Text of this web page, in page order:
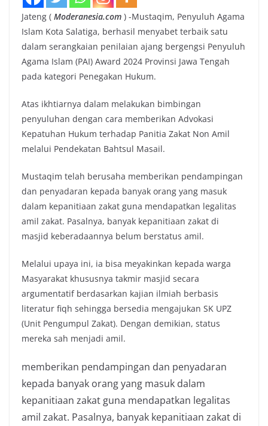
Jateng ( Moderanesia.com ) -Mustaqim, Penyuluh Agama
Islam Kota Salatiga, berhasil menyabet terbaik satu
dalam serangkaian penilaian ajang bergengsi Penyuluh
Agama Islam (PAI) Award 2024 Provinsi Jawa Tengah
pada kategori Penegakan Hukum.
Atas ikhtiarnya dalam melakukan bimbingan
penyuluhan dengan cara memberikan Advokasi
Kepatuhan Hukum terhadap Panitia Zakat Non Amil
melalui Pendekatan Bahtsul Masail.
Mustaqim telah berusaha memberikan pendampingan
dan penyadaran kepada banyak orang yang masuk
dalam kepanitiaan zakat guna mendapatkan legalitas
amil zakat. Pasalnya, banyak kepanitiaan zakat di
masjid keberadaannya belum berstatus amil.
Melalui upaya ini, ia bisa meyakinkan kepada warga
Masyarakat khususnya takmir masjid secara
argumentatif berdasarkan kajian ilmiah berbasis
literatur fiqh sehingga bersedia mengajukan SK UPZ
(Unit Pengumpul Zakat). Dengan demikian, status
mereka sah menjadi amil.
memberikan pendampingan dan penyadaran
kepada banyak orang yang masuk dalam
kepanitiaan zakat guna mendapatkan legalitas
amil zakat. Pasalnya, banyak kepanitiaan zakat di